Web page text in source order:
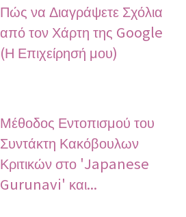
Πώς να Διαγράψετε Σχόλια
από τον Χάρτη της Google
(Η Επιχείρησή μου)
Μέθοδος Εντοπισμού του
Συντάκτη Κακόβουλων
Κριτικών στο 'Japanese
Gurunavi' και...